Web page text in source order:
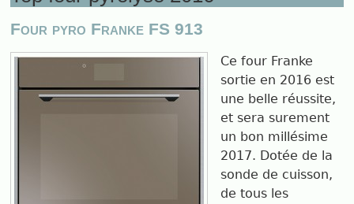
Four pyro Franke FS 913
Ce four Franke
sortie en 2016 est
une belle réussite,
et sera surement
un bon millésime
2017. Dotée de la
sonde de cuisson,
de tous les